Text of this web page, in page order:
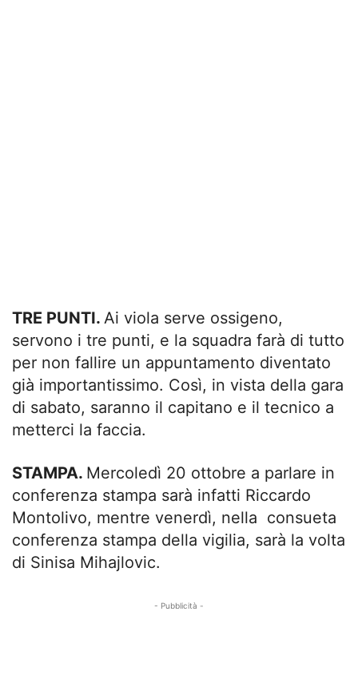
TRE PUNTI. Ai viola serve ossigeno,
servono i tre punti, e la squadra farà di tutto
per non fallire un appuntamento diventato
già importantissimo. Così, in vista della gara
di sabato, saranno il capitano e il tecnico a
metterci la faccia.
STAMPA. Mercoledì 20 ottobre a parlare in
conferenza stampa sarà infatti Riccardo
Montolivo, mentre venerdì, nella consueta
conferenza stampa della vigilia, sarà la volta
di Sinisa Mihajlovic.
- Pubblicità -